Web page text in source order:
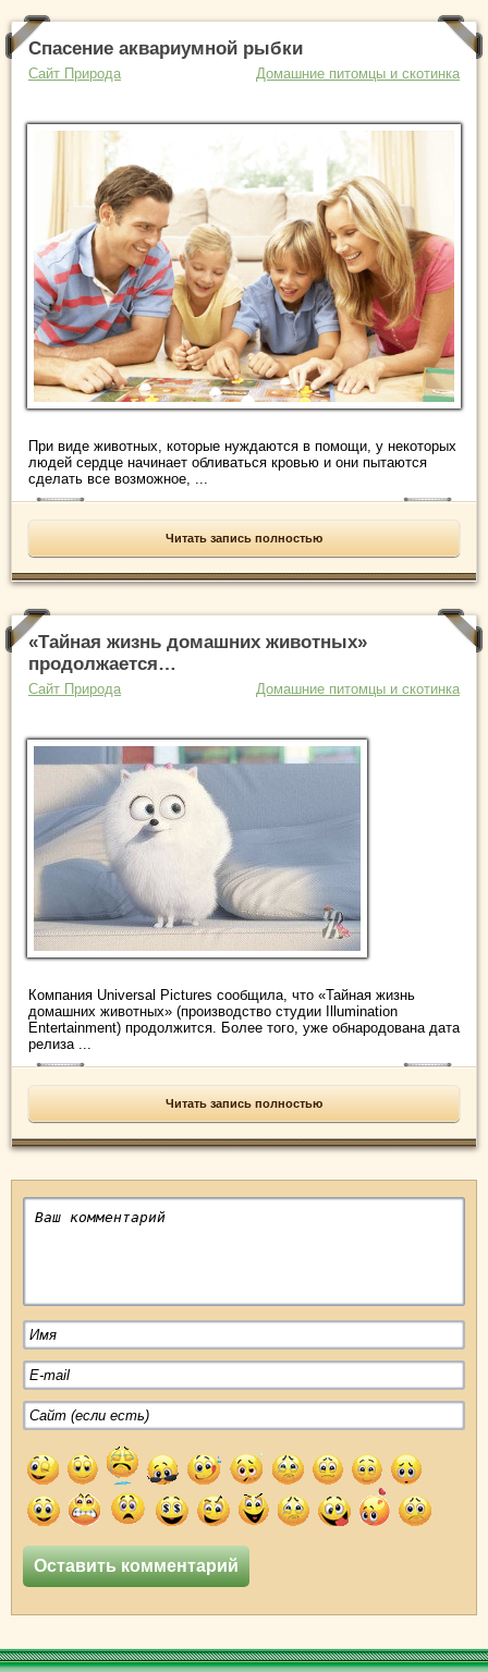
Спасение аквариумной рыбки
Сайт Природа Домашние питомцы и скотинка
При виде животных, которые нуждаются в помощи, у некоторых
людей сердце начинает обливаться кровью и они пытаются
сделать все возможное, ...
Читать запись полностью
«Тайная жизнь домашних животных»
продолжается…
Сайт Природа Домашние питомцы и скотинка
Компания Universal Pictures сообщила, что «Тайная жизнь
домашних животных» (производство студии Illumination
Entertainment) продолжится. Более того, уже обнародована дата
релиза ...
Читать запись полностью